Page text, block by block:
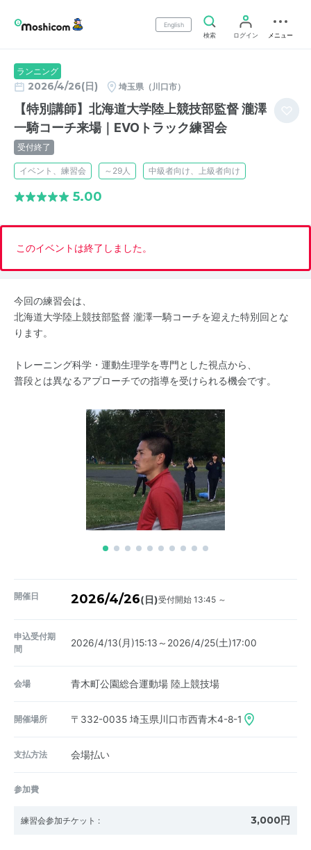
English
検索
ログイン メニュー
ランニング
2026/4/26(日) 埼玉県（川口市）
【特別講師】北海道大学陸上競技部監督 瀧澤
一騎コーチ来場｜EVOトラック練習会
受付終了
イベント、練習会 ～29人 中級者向け、上級者向け
5.00
このイベントは終了しました。
今回の練習会は、
北海道大学陸上競技部監督 瀧澤一騎コーチを迎えた特別回とな
ります。
トレーニング科学・運動生理学を専門とした視点から、
普段とは異なるアプローチでの指導を受けられる機会です。
開催日 2026/4/26(日)受付開始 13:45 ～
申込受付期
間
2026/4/13(月)15:13～2026/4/25(土)17:00
会場 青木町公園総合運動場 陸上競技場
開催場所 〒332-0035 埼玉県川口市西青木4-8-1
支払方法 会場払い
参加費
練習会参加チケット : 3,000円